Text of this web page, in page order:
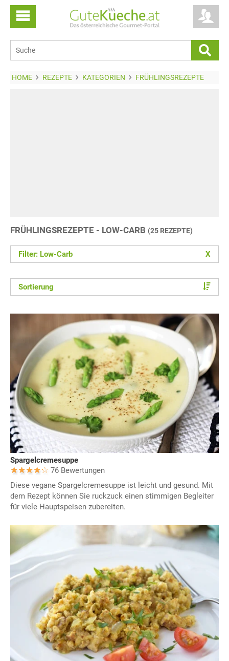
HOME REZEPTE KATEGORIEN FRÜHLINGSREZEPTE
FRÜHLINGSREZEPTE - LOW-CARB (25 REZEPTE)
Filter: Low-Carb X
Sortierung
Spargelcremesuppe
76 Bewertungen
Diese vegane Spargelcremesuppe ist leicht und gesund. Mit
dem Rezept können Sie ruckzuck einen stimmigen Begleiter
für viele Hauptspeisen zubereiten.